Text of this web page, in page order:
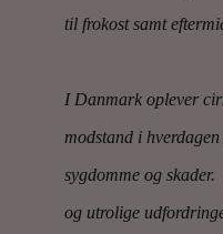
til frokost samt
I Danmark oplever
modstand i
sygdomme og skader.
og utrolige